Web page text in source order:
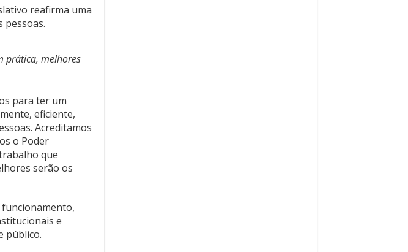
reafirma uma
pessoas.
prática, melhores
para ter um
eficiente,
Acreditamos
o Poder
que
serão os
funcionamento,
e
público.